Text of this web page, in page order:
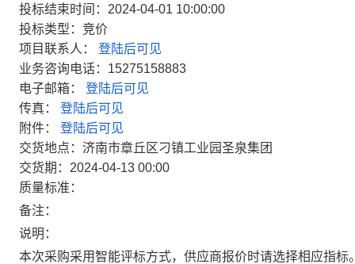
投标结束时间：2024-04-01 10:00:00
投标类型：竞价
项目联系人： 登陆后可见
业务咨询电话：15275158883
电子邮箱： 登陆后可见
传真： 登陆后可见
附件： 登陆后可见
交货地点：济南市章丘区刁镇工业园圣泉集团
交货期：2024-04-13 00:00
质量标准：
备注：
说明：
本次采购采用智能评标方式，供应商报价时请选择相应指